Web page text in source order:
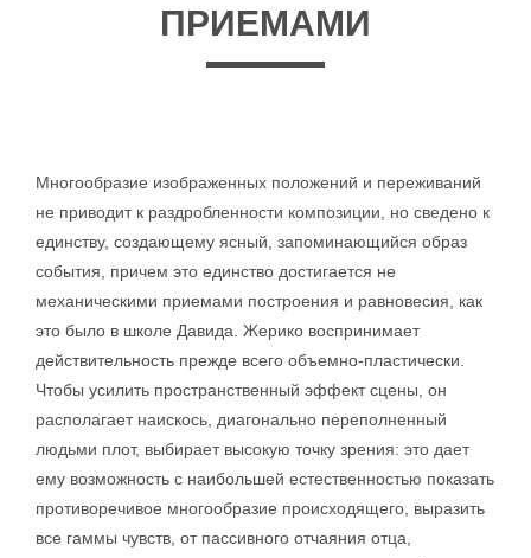
ПРИЕМАМИ
Многообразие изображенных положений и переживаний
не приводит к раздробленности композиции, но сведено к
единству, создающему ясный, запоминающийся образ
события, причем это единство достигается не
механическими приемами построения и равновесия, как
это было в школе Давида. Жерико воспринимает
действительность прежде всего объемно-пластически.
Чтобы усилить пространственный эффект сцены, он
располагает наискось, диагонально переполненный
людьми плот, выбирает высокую точку зрения: это дает
ему возможность с наибольшей естественностью показать
противоречивое многообразие происходящего, выразить
все гаммы чувств, от пассивного отчаяния отца,